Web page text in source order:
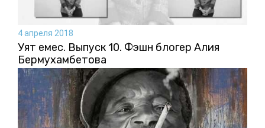
4 апреля 2018
Уят емес. Выпуск 10. Фэшн блогер Алия
Бермухамбетова